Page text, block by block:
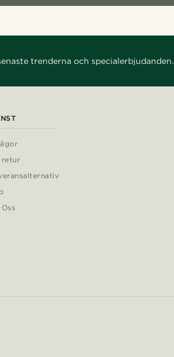
trenderna och specialerbjudanden.
retur